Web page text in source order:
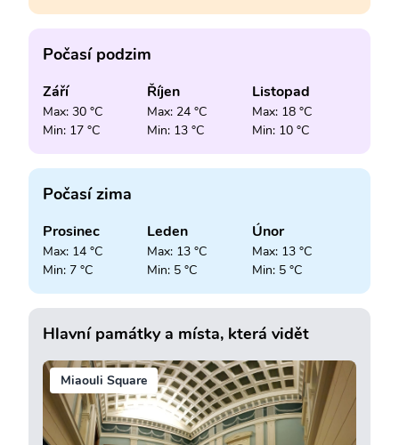
Počasí podzim
Září
Max: 30 °C
Min: 17 °C
Říjen
Max: 24 °C
Min: 13 °C
Listopad
Max: 18 °C
Min: 10 °C
Počasí zima
Prosinec
Max: 14 °C
Min: 7 °C
Leden
Max: 13 °C
Min: 5 °C
Únor
Max: 13 °C
Min: 5 °C
Hlavní památky a místa, která vidět
Miaouli Square